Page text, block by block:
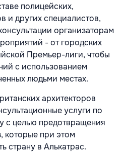
полицейских,
и других специалистов,
организаторам
- от городских
Премьер-лиги, чтобы
с использованием
людьми местах.
архитекторов
услуги по
с целью предотвращения
которые при этом
страну в Алькатрас.